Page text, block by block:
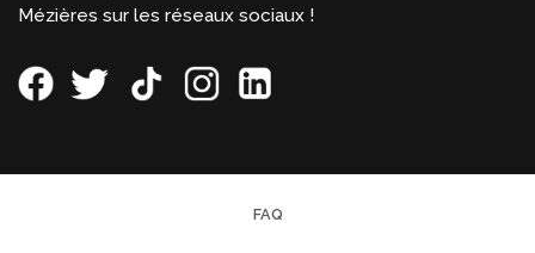
Mézières sur les réseaux sociaux !
FAQ